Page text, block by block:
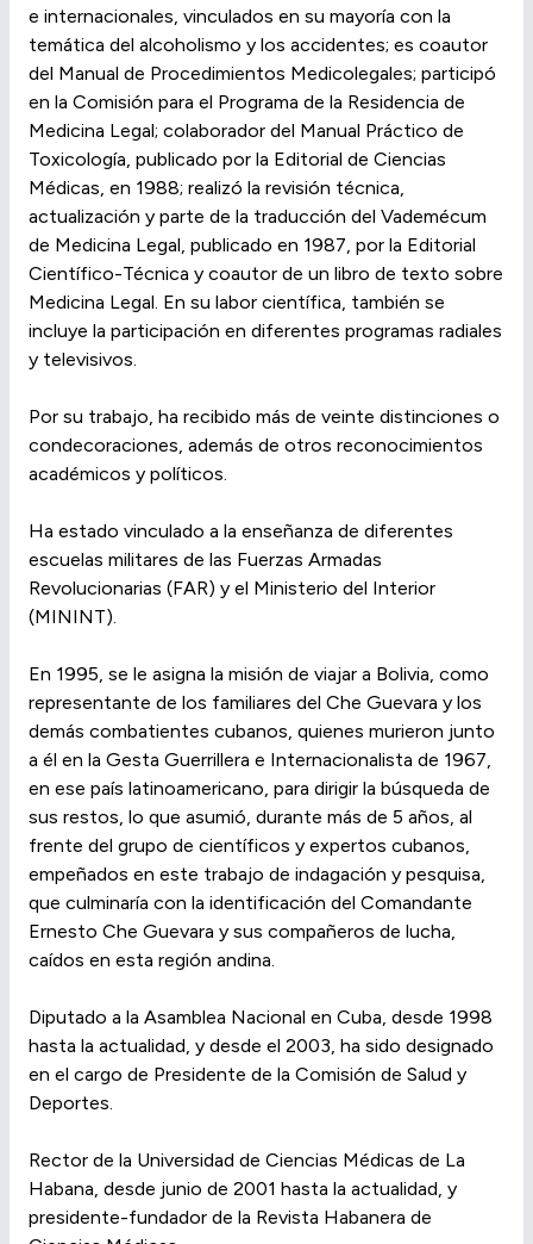
e internacionales, vinculados en su mayoría con la
temática del alcoholismo y los accidentes; es coautor
del Manual de Procedimientos Medicolegales; participó
en la Comisión para el Programa de la Residencia de
Medicina Legal; colaborador del Manual Práctico de
Toxicología, publicado por la Editorial de Ciencias
Médicas, en 1988; realizó la revisión técnica,
actualización y parte de la traducción del Vademécum
de Medicina Legal, publicado en 1987, por la Editorial
Científico-Técnica y coautor de un libro de texto sobre
Medicina Legal. En su labor científica, también se
incluye la participación en diferentes programas radiales
y televisivos.
Por su trabajo, ha recibido más de veinte distinciones o
condecoraciones, además de otros reconocimientos
académicos y políticos.
Ha estado vinculado a la enseñanza de diferentes
escuelas militares de las Fuerzas Armadas
Revolucionarias (FAR) y el Ministerio del Interior
(MININT).
En 1995, se le asigna la misión de viajar a Bolivia, como
representante de los familiares del Che Guevara y los
demás combatientes cubanos, quienes murieron junto
a él en la Gesta Guerrillera e Internacionalista de 1967,
en ese país latinoamericano, para dirigir la búsqueda de
sus restos, lo que asumió, durante más de 5 años, al
frente del grupo de científicos y expertos cubanos,
empeñados en este trabajo de indagación y pesquisa,
que culminaría con la identificación del Comandante
Ernesto Che Guevara y sus compañeros de lucha,
caídos en esta región andina.
Diputado a la Asamblea Nacional en Cuba, desde 1998
hasta la actualidad, y desde el 2003, ha sido designado
en el cargo de Presidente de la Comisión de Salud y
Deportes.
Rector de la Universidad de Ciencias Médicas de La
Habana, desde junio de 2001 hasta la actualidad, y
presidente-fundador de la Revista Habanera de